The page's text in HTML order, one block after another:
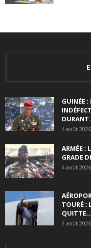
GUINÉE :
4 août 2026
ARMÉE :
GRADE
4 août 2026
TOURÉ :
QUITTE...
3 août 2026